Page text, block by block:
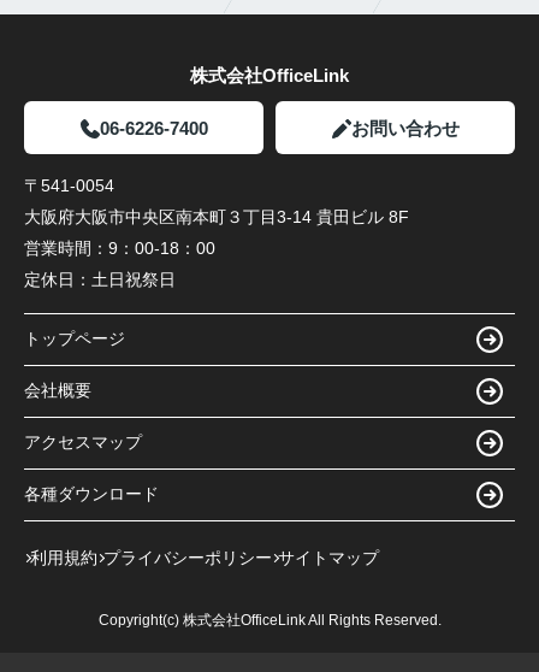
株式会社OfficeLink
06-6226-7400 お問い合わせ
〒541-0054
大阪府大阪市中央区南本町３丁目3-14 貴田ビル 8F
営業時間： 9：00-18：00
定休日： 土日祝祭日
トップページ
会社概要
アクセスマップ
各種ダウンロード
利用規約 プライバシーポリシー サイトマップ
Copyright(c) 株式会社OfficeLink All Rights Reserved.